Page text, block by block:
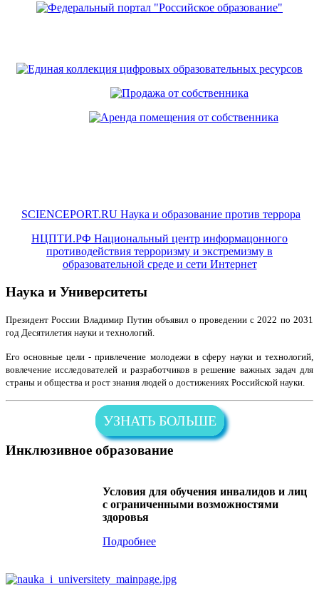
SCIENCEPORT.RU Наука и образование против террора
НЦПТИ.РФ Национальный центр информацонного
противодействия терроризму и экстремизму в
образовательной среде и сети Интернет
Наука и Университеты
Президент России Владимир Путин объявил о проведении с 2022 по 2031
год Десятилетия науки и технологий.
Его основные цели - привлечение молодежи в сферу науки и технологий,
вовлечение исследователей и разработчиков в решение важных задач для
страны и общества и рост знания людей о достижениях Российской науки.
УЗНАТЬ БОЛЬШЕ
Инклюзивное образование
Условия для обучения инвалидов и лиц
с ограниченными возможностями
здоровья
Подробнее